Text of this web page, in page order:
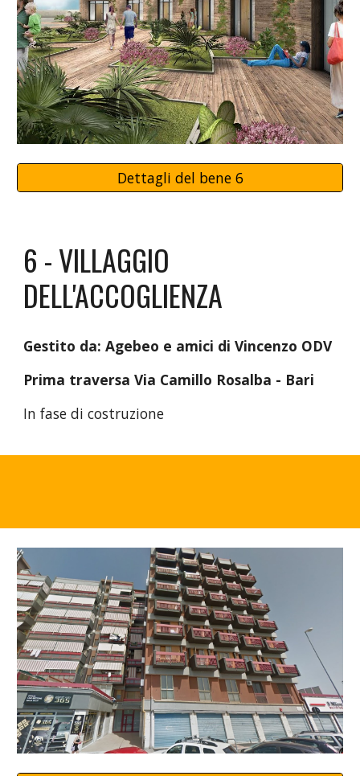
Dettagli del bene 6
6 - VILLAGGIO
DELL'ACCOGLIENZA
Gestito da: Agebeo e amici di Vincenzo ODV
Prima traversa Via Camillo Rosalba - Bari
In fase di costruzione